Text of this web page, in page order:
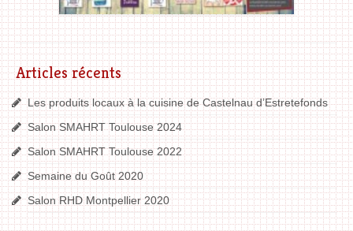
Articles récents
Les produits locaux à la cuisine de Castelnau d’Estretefonds
Salon SMAHRT Toulouse 2024
Salon SMAHRT Toulouse 2022
Semaine du Goût 2020
Salon RHD Montpellier 2020